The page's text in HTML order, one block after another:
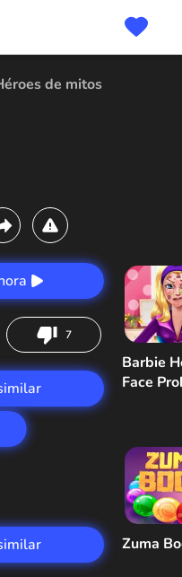
de mitos
7
Barbie
Face
Zuma